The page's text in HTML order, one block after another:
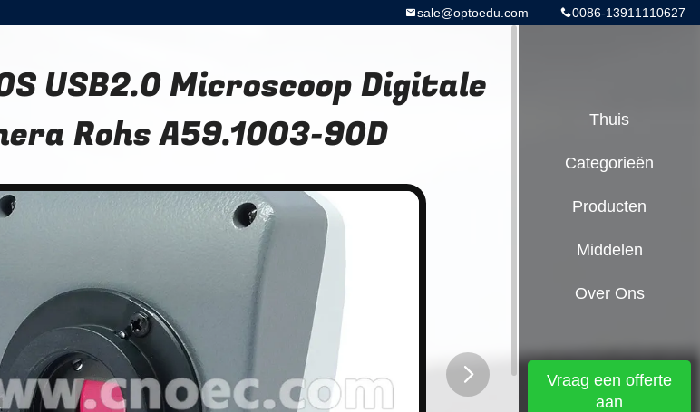
0086-13911110627
sale@optoedu.com
USB2.0 Microscoop Digitale
Rohs A59.1003-90D
Thuis
Categorieën
Producten
Middelen
Over Ons
Vraag een offerte
aan